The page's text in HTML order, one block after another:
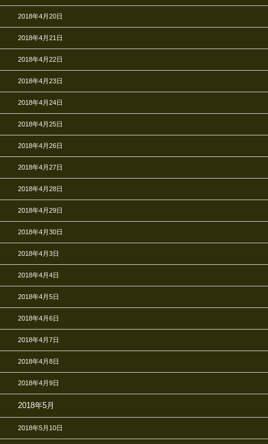
2018年4月20日
2018年4月21日
2018年4月22日
2018年4月23日
2018年4月24日
2018年4月25日
2018年4月26日
2018年4月27日
2018年4月28日
2018年4月29日
2018年4月30日
2018年4月3日
2018年4月4日
2018年4月5日
2018年4月6日
2018年4月7日
2018年4月8日
2018年4月9日
2018年5月
2018年5月10日